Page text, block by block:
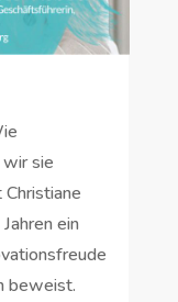
sie
ein
beweist.